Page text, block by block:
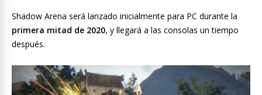
Shadow Arena será lanzado inicialmente para PC durante la
primera mitad de 2020, y llegará a las consolas un tiempo
después.